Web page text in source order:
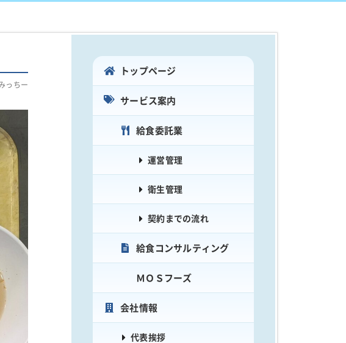
っちー
トップページ
サービス案内
給食委託業
運営管理
衛生管理
契約までの流れ
給食コンサルティング
ＭＯＳフーズ
会社情報
代表挨拶